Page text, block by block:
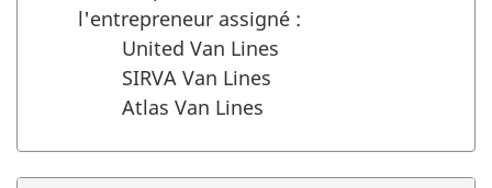
l'entrepreneur assigné :
United Van Lines
SIRVA Van Lines
Atlas Van Lines